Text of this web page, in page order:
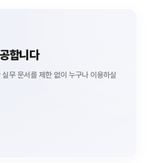
합니다
실무 문서를 제한 없이 누구나 이용하실